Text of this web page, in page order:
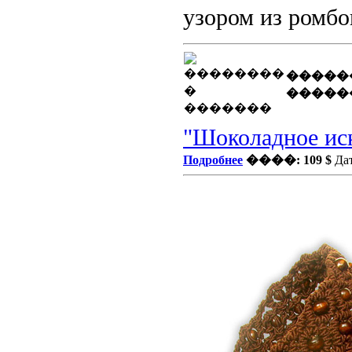
узором из
"Шоколадное
Подробнее ����: 109 $